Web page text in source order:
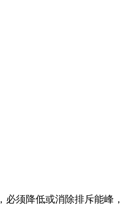
须降低或消除排斥能峰